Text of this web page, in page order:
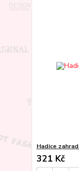
Hadice
321 Kč